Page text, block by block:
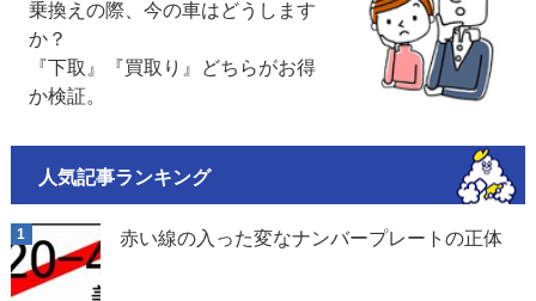
乗換えの際、今の車はどうします
か？
『下取』『買取り』どちらがお得
か検証。
人気記事ランキング
赤い線の入った変なナンバープレートの正体